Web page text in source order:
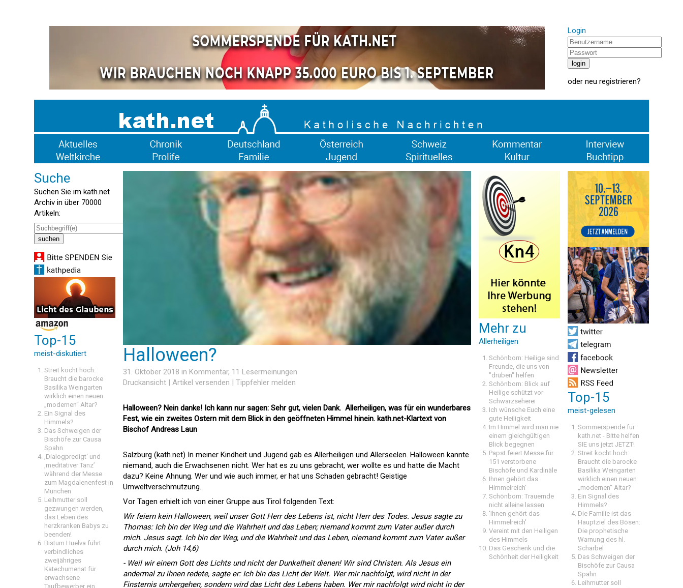
Login
oder neu registrieren?
Suche
Suchen Sie im kath.net
Archiv in über 70000
Artikeln:
Top-15
meist-diskutiert
Streit kocht hoch:
Braucht die barocke
Basilika Weingarten
wirklich einen neuen
„modernen“ Altar?
Ein Signal des
Himmels?
Das Schweigen der
Bischöfe zur Causa
Spahn
‚Dialogpredigt‘ und
‚meditativer Tanz’
während der Messe
zum Magdalenenfest in
München
Leihmutter soll
gezwungen werden,
das Leben des
herzkranken Babys zu
beenden!
Bistum Huelva führt
verbindliches
zweijähriges
Katechumenat für
erwachsene
Taufbewerber ein
Halloween?
31. Oktober 2018 in Kommentar, 11 Lesermeinungen
Druckansicht | Artikel versenden | Tippfehler melden
Halloween? Nein danke! Ich kann nur sagen: Sehr gut, vielen Dank.  Allerheiligen, was für ein wunderbares
Fest, wie ein zweites Ostern mit dem Blick in den geöffneten Himmel hinein. kath.net-Klartext von
Bischof Andreas Laun
Salzburg (kath.net) In meiner Kindheit und Jugend gab es Allerheiligen und Allerseelen. Halloween kannte
niemand, auch die Erwachsenen nicht. Wer hat es zu uns gebracht, wer wollte es und hatte die Macht
dazu? Keine Ahnung. Wer und wie auch immer, er hat uns Schaden gebracht! Geistige
Umweltverschmutzung.
Vor Tagen erhielt ich von einer Gruppe aus Tirol folgenden Text:
Wir feiern kein Halloween, weil unser Gott Herr des Lebens ist, nicht Herr des Todes. Jesus sagte zu
Thomas: Ich bin der Weg und die Wahrheit und das Leben; niemand kommt zum Vater außer durch
mich. Jesus sagt. Ich bin der Weg, und die Wahrheit und das Leben, niemand kommt zum Vater außer
durch mich. (Joh 14,6)
- Weil wir einem Gott des Lichts und nicht der Dunkelheit dienen! Wir sind Christen. Als Jesus ein
andermal zu ihnen redete, sagte er: Ich bin das Licht der Welt. Wer mir nachfolgt, wird nicht in der
Finsternis umhergehen, sondern wird das Licht des Lebens haben. Wer mir nachfolgt wird nicht in der
Mehr zu
Allerheiligen
Schönborn: Heilige sind
Freunde, die uns von
"drüben" helfen
Schönborn: Blick auf
Heilige schützt vor
Schwarzseherei
Ich wünsche Euch eine
gute Heiligkeit
Im Himmel wird man nie
einem gleichgültigen
Blick begegnen
Papst feiert Messe für
151 verstorbene
Bischöfe und Kardinäle
Ihnen gehört das
Himmelreich'
Schönborn: Trauernde
nicht alleine lassen
'Ihnen gehört das
Himmelreich'
Vereint mit den Heiligen
des Himmels
Das Geschenk und die
Schönheit der Heiligkeit
Top-15
meist-gelesen
Sommerspende für
kath.net - Bitte helfen
SIE uns jetzt JETZT!
Streit kocht hoch:
Braucht die barocke
Basilika Weingarten
wirklich einen neuen
„modernen“ Altar?
Ein Signal des
Himmels?
Die Familie ist das
Hauptziel des Bösen:
Die prophetische
Warnung des hl.
Scharbel
Das Schweigen der
Bischöfe zur Causa
Spahn
Leihmutter soll